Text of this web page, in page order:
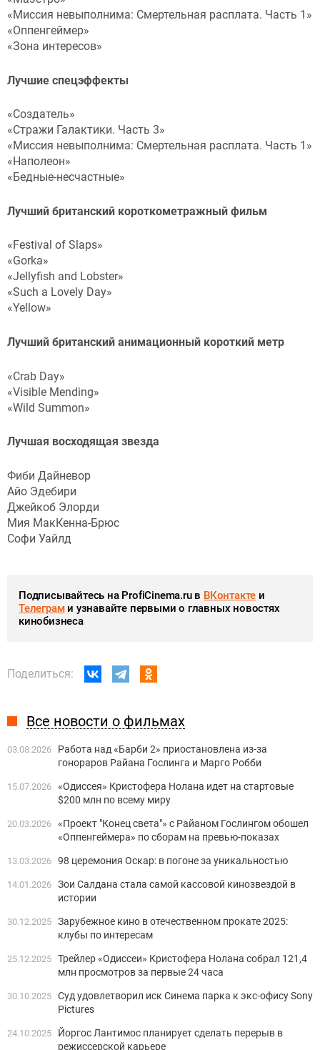
«Миссия невыполнима: Смертельная расплата. Часть 1»
«Оппенгеймер»
«Зона интересов»
Лучшие спецэффекты
«Создатель»
«Стражи Галактики. Часть 3»
«Миссия невыполнима: Смертельная расплата. Часть 1»
«Наполеон»
«Бедные-несчастные»
Лучший британский короткометражный фильм
«Festival of Slaps»
«Gorka»
«Jellyfish and Lobster»
«Such a Lovely Day»
«Yellow»
Лучший британский анимационный короткий метр
«Crab Day»
«Visible Mending»
«Wild Summon»
Лучшая восходящая звезда
Фиби Дайневор
Айо Эдебири
Джейкоб Элорди
Мия МакКенна-Брюс
Софи Уайлд
Подписывайтесь на ProfiCinema.ru в ВКонтакте и
Телеграми узнавайте первыми о главных новостях
кинобизнеса
Поделиться:
Все новости о фильмах
03.08.2026
Работа над «Барби 2» приостановлена из-за
гонораров Райана Гослинга и Марго Робби
15.07.2026 «Одиссея» Кристофера Нолана идет на стартовые
$200 млн по всему миру
20.03.2026 «Проект "Конец света"» с Райаном Гослингом обошел
«Оппенгеймера» по сборам на превью-показах
13.03.2026 98 церемония Оскар: в погоне за уникальностью
14.01.2026 Зои Салдана стала самой кассовой кинозвездой в
истории
30.12.2025 Зарубежное кино в отечественном прокате 2025:
клубы по интересам
25.12.2025 Трейлер «Одиссеи» Кристофера Нолана собрал 121,4
млн просмотров за первые 24 часа
30.10.2025 Суд удовлетворил иск Синема парка к экс-офису Sony
Pictures
24.10.2025
Йоргос Лантимос планирует сделать перерыв в
режиссерской карьере